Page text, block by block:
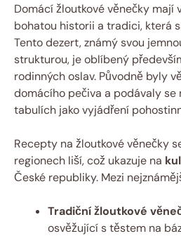
Domácí žloutkové věnečky mají
bohatou historii a tradici, která
Tento dezert, známý svou
strukturou, je oblíbený
rodinných oslav. Původně byly
domácího pečiva a podávaly se
tabulích jako vyjádření
Recepty na žloutkové věnečky
regionech liší, což ukazuje na
České republiky. Mezi
Tradiční žloutkové
osvěžující s těstem na